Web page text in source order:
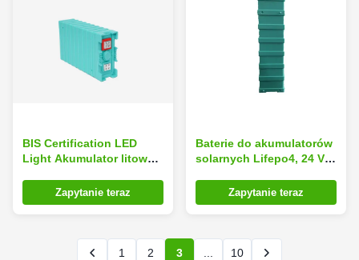
BIS Certification LED
Light Akumulator litowy
wysokiej wydajności
Zapytanie teraz
Baterie do akumulatorów
solarnych Lifepo4, 24 V
litowo-żelazowego
Zapytanie teraz
1 2 3 10